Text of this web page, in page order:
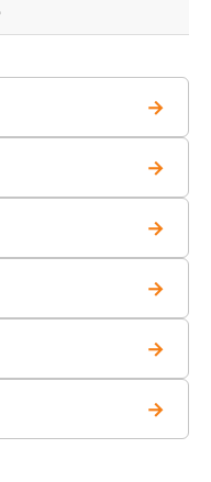
→
→
→
→
→
→